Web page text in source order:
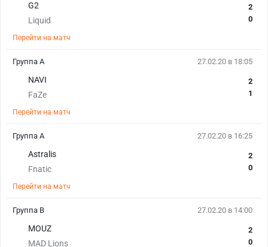
G2
Liquid
2
0
Перейти на матч
27.02.20 в 18:05
NAVI
FaZe
2
1
Перейти на матч
Группа A
27.02.20 в 16:25
Astralis
Fnatic
2
0
Перейти на матч
Группа A
27.02.20 в 14:00
MOUZ
MAD Lions
2
0
Группа B